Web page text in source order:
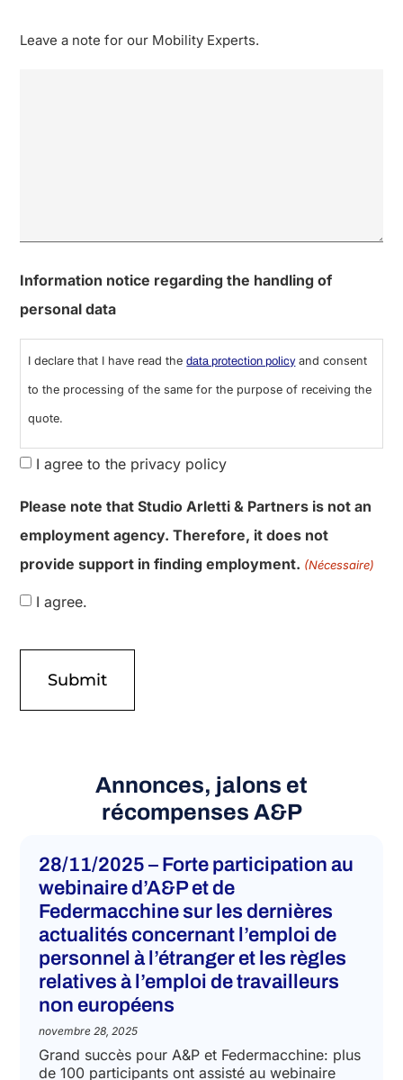
Leave a note for our Mobility Experts.
0 sur 600 caractères maximum
Information notice regarding the handling of
personal data
I declare that I have read the
to the processing of the same for the purpose of receiving the
I agree to the privacy policy
Please note that Studio Arletti & Partners is not an
employment agency. Therefore, it does not
récompenses A&P
28/11/2025 – Forte participation au
webinaire d’A&P et de
Federmacchine sur les dernières
actualités concernant l’emploi de
personnel à l’étranger et les règles
relatives à l’emploi de travailleurs
non européens